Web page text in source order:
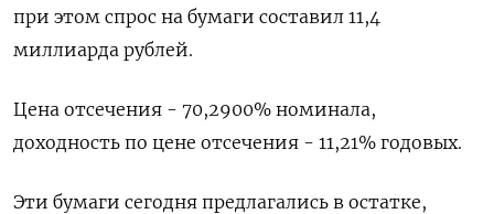
при этом спрос на бумаги составил 11,4
миллиарда рублей.
Цена отсечения - 70,2900% номинала,
доходность по цене отсечения - 11,21% годовых.
Эти бумаги сегодня предлагались в остатке,